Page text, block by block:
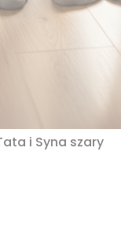
i Syna szary